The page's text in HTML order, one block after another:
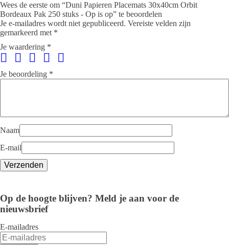
Wees de eerste om “Duni Papieren Placemats 30x40cm Orbit
Bordeaux Pak 250 stuks - Op is op” te beoordelen
Je e-mailadres wordt niet gepubliceerd. Vereiste velden zijn
gemarkeerd met *
Je waardering *
Je beoordeling *
Naam
E-mail
Op de hoogte blijven? Meld je aan voor de
nieuwsbrief
E-mailadres